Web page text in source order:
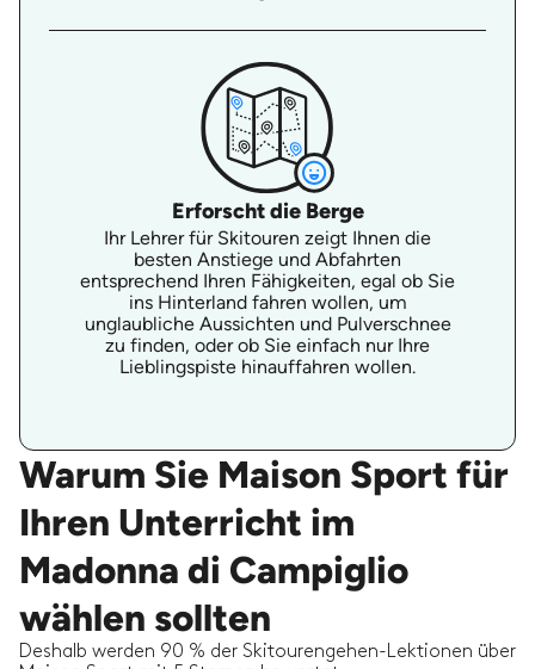
Erforscht die Berge
Ihr Lehrer für Skitouren zeigt Ihnen die
besten Anstiege und Abfahrten
entsprechend Ihren Fähigkeiten, egal ob Sie
ins Hinterland fahren wollen, um
unglaubliche Aussichten und Pulverschnee
zu finden, oder ob Sie einfach nur Ihre
Lieblingspiste hinauffahren wollen.
Warum Sie Maison Sport für
Ihren Unterricht im
Madonna di Campiglio
wählen sollten
Deshalb werden 90 % der Skitourengehen-Lektionen über